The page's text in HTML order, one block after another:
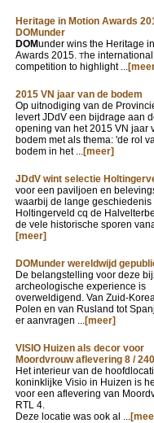
Heritage in Motion Awards
DOMunder
DOMunder wins the Heritage
Awards 2015. The international
competition to highlight ...
2015 VN jaar van de bodem
Op uitnodiging van de
levert JDdV een bijdrage aan
opening van het 2015 VN jaar
bodem met als thema: 'de rol
bodem in het ...[meer]
JDdV wint selectie
voor een paviljoen en
waarbij de lange geschiedenis
Holtingerveld cq de
de vele historische sporen
[meer]
DOMunder wereldwijd
De belangstelling voor deze
archeologische experience is
overweldigend. Van Zuid-
Polen en van Rusland tot
er aanvragen ...[meer]
VISIO Huizen als decor voor
Moordvrouw aflevering 8 /
Het interieur van de
koninklijke Visio in Huizen is
voor een aflevering van
RTL 4.
Deze locatie was ook al ...